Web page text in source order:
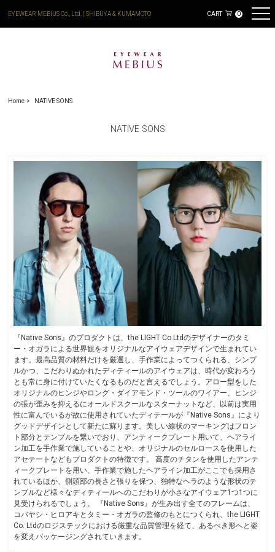
EYEWEAR MEBIUS Co., Ltd. | SHIBUYA & KUMAMOTO CART 0
Home NATIVE SONS
NATIVE SONS
『Native Sons』のプロダクトは、the LIGHT Co.Ltdのデザイナーのタミ
ー・オガラによる世界観をオリジナルなアイウェアデザインで生まれてい
ます。最高品質の材料だけを厳選し、手作業によってつくられる、シンプ
ルかつ、こだわりぬかれたディティールのアイウェアは、時代が変わろう
とも常に身に付けていたくなるものだと言えるでしょう。アロー型をした
オリジナルのヒンジやロング・ダイアモンド・ツールのワイアー、ヒンジ
の張が歪みを抑えるにオールドスクールなスターナットなど、以前は実用
性に富んでいるが故に使用されていたディテールが『Native Sons』により
グッドデザインとして新たに蘇ります。美しい線状のマーキングはフロン
ト部分とテンプルを繋いでおり、アンティークプレート用いて、ヘアライ
ン加工を手作業で施していることや、オリジナルのセルロースを使用した
アセテートなどもプロダクトの特徴です。 高度のチタンを使用したアンテ
ィークプレートを用い、手作業で施したヘアライン加工がここでも採用さ
れているほか、側頭部の長さと張りを保つ、独特なヘラのような形状のテ
ンプルなど様々なディティールへのこだわりが小さなアイウェア1つ1つに
見受けられるでしょう。 『Native Sons』が生み出す全てのフレームは、
コバヤシ・ヒロアキとタミー・オガラの監修のもとにつくられ、the LIGHT
Co. Ltdのロジステックにおける厳重な品質管理を経て、あるべき形へと姿
を変えパッケージングされていきます。